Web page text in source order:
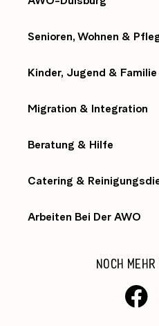
Senioren, Wohnen &
Kinder, Jugend & Familie
Migration & Integration
Beratung & Hilfe
Catering &
Arbeiten Bei Der AWO
NOCH